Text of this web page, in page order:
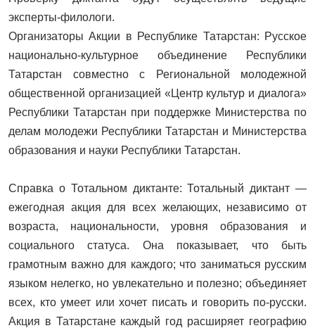
эксперты-филологи.
Организаторы Акции в Республике Татарстан: Русское
национально-культурное объединение Республики
Татарстан совместно с Региональной молодежной
общественной организацией «Центр культур и диалога»
Республики Татарстан при поддержке Министерства по
делам молодежи Республики Татарстан и Министерства
образования и науки Республики Татарстан.
Справка о Тотальном диктанте: Тотальный диктант —
ежегодная акция для всех желающих, независимо от
возраста, национальности, уровня образования и
социального статуса. Она показывает, что быть
грамотным важно для каждого; что заниматься русским
языком нелегко, но увлекательно и полезно; объединяет
всех, кто умеет или хочет писать и говорить по-русски.
Акция в Татарстане каждый год расширяет географию